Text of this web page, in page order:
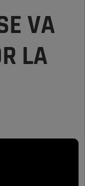
VA
LA